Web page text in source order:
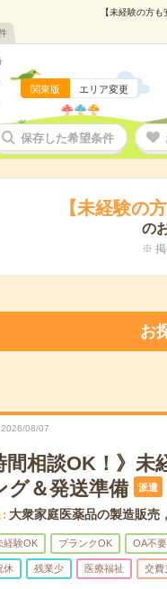
【未経験の方
関東版 エリア変更
保存した希望条件
【未経験の
の
※ 掲
お
2026/08/07
間相談OK！》
グ＆発送準備
派遣
大衆家庭医薬品の製造販売
経験OK ブランクOK OA不要
休 残業少 医療福祉 交費